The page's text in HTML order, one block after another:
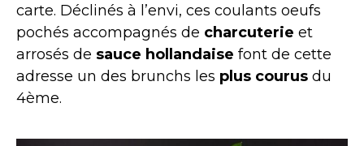
carte. Déclinés à l’envi, ces coulants oeufs
pochés accompagnés de charcuterie et
arrosés de sauce hollandaise font de cette
adresse un des brunchs les plus courus du
4ème.